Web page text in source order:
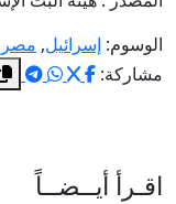
الوسوم: إسرائيل, مصر
مشاركة:
اقـرأ أيــضــاً